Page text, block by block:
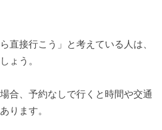
直接行こう」と考えている人は、
ょう。
合、予約なしで行くと時間や交通
ります。